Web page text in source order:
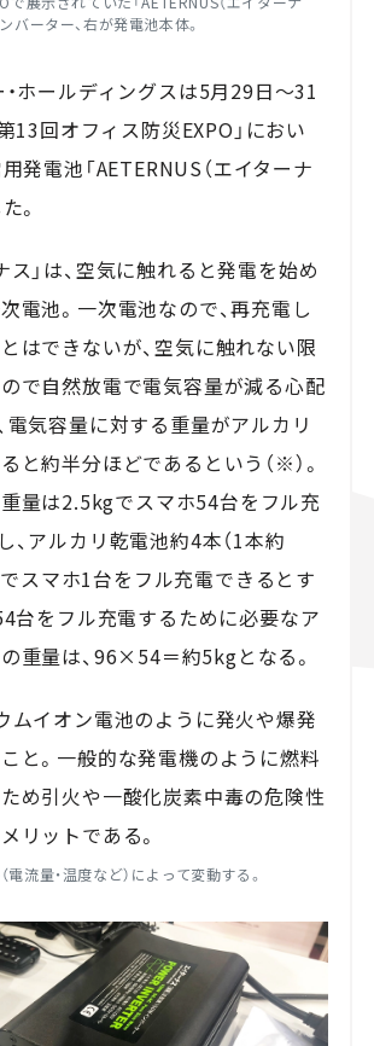
バーター、右が発電池本体。
ホールディングスは5月29日～31
13回オフィス防災EXPO」におい
用発電池「AETERNUS（エイターナ
。
ス」は、空気に触れると発電を始め
電池。一次電池なので、再充電し
はできないが、空気に触れない限
で自然放電で電気容量が減る心配
電気容量に対する重量がアルカリ
と約半分ほどであるという（※）。
量は2.5kgでスマホ54台をフル充
、アルカリ乾電池約4本（1本約
でスマホ1台をフル充電できるとす
台をフル充電するために必要なア
重量は、96×54＝約5kgとなる。
ムイオン電池のように発火や爆発
と。一般的な発電機のように燃料
め引火や一酸化炭素中毒の危険性
リットである。
電流量・温度など）によって変動する。